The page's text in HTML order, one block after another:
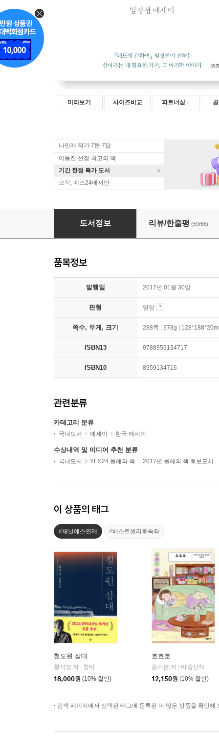
미리보기 사이즈비교 파트너샵
나민애 작가 7문 7답
이동진 선정 최고의 책
기간 한정 특가 도서
오직, 예스24에서만
자유로울 것
도서정보 리뷰/한줄평 (59/66)
품목정보
발행일 2017년 01월 30일
판형 양장
쪽수, 무게, 크기 288쪽 | 378g |
ISBN13 9788959134717
ISBN10 8959134716
관련분류
카테고리 분류
국내도서 에세이 한국 에세이
수상내역 및 미디어 추천 분류
국내도서 YES24 올해의 책 2017년 올해의 책 후보도서
이 상품의 태그
#채널예스연재 #베스트셀러후속작
철도원 삼대
황석영 저
창비
18,000원 (10% 할인)
호호호
윤가은 저
마음산책
12,150원 (10% 할인)
검색 페이지에서 선택된 태그에 등록된 더 많은 상품을 확인해